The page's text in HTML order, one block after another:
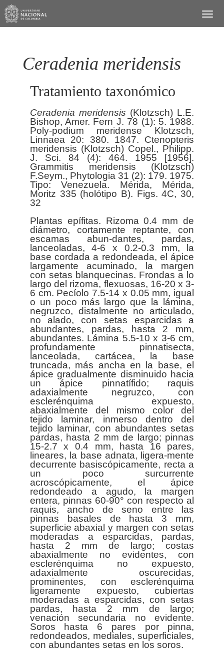
Ceradenia meridensis
Tratamiento taxonómico
Ceradenia meridensis (Klotzsch) L.E.
Bishop, Amer. Fern J. 78 (1): 5. 1988.
Poly-podium meridense Klotzsch,
Linnaea 20: 380. 1847. Ctenopteris
meridensis (Klotzsch) Copel., Philipp.
J. Sci. 84 (4): 464. 1955 [1956].
Grammitis meridensis (Klotzsch)
F.Seym., Phytologia 31 (2): 179. 1975.
Tipo: Venezuela. Mérida, Mérida,
Moritz 335 (holótipo B). Figs. 4C, 30,
32
Plantas epífitas. Rizoma 0.4 mm de
diámetro, cortamente reptante, con
escamas abun-dantes, pardas,
lanceoladas, 4-6 x 0.2-0.3 mm, la
base cordada a redondeada, el ápice
largamente acuminado, la margen
con setas blanquecinas. Frondas a lo
largo del rizoma, flexuosas, 16-20 x 3-
6 cm. Pecíolo 7.5-14 x 0.05 mm, igual
o un poco más largo que la lámina,
negruzco, distalmente no articulado,
no alado, con setas esparcidas a
abundantes, pardas, hasta 2 mm,
abundantes. Lámina 5.5-10 x 3-6 cm,
profundamente pinnatisecta,
lanceolada, cartácea, la base
truncada, más ancha en la base, el
ápice gradualmente disminuido hacia
un ápice pinnatífido; raquis
adaxialmente negruzco, con
esclerénquima expuesto,
abaxialmente del mismo color del
tejido laminar, inmerso dentro del
tejido laminar, con abundantes setas
pardas, hasta 2 mm de largo; pinnas
15-2.7 x 0.4 mm, hasta 16 pares,
lineares, la base adnata, ligera-mente
decurrente basiscópicamente, recta a
un poco surcurrente
acroscópicamente, el ápice
redondeado a agudo, la margen
entera, pinnas 60-90° con respecto al
raquis, ancho de seno entre las
pinnas basales de hasta 3 mm,
superficie abaxial y margen con setas
moderadas a esparcidas, pardas,
hasta 2 mm de largo; costas
abaxialmente no evidentes, con
esclerénquima no expuesto,
adaxialmente oscurecidas,
prominentes, con esclerénquima
ligeramente expuesto, cubiertas
moderadas a esparcidas, con setas
pardas, hasta 2 mm de largo;
venación secundaria no evidente.
Soros hasta 6 pares por pinna,
redondeados, mediales, superficiales,
con abundantes setas en los soros.